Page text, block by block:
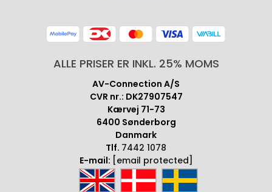
ALLE PRISER ER INKL. 25% MOMS
AV-Connection A/S
CVR nr.: DK27907547
Kærvej 71-73
6400 Sønderborg
Danmark
Tlf. 7442 1078
E-mail: [email protected]